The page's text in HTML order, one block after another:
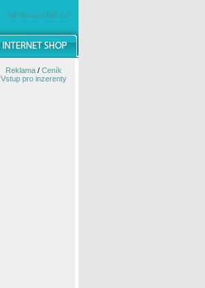
windowsmobile.cz
Reklama/ Ceník
Vstup pro inzerenty